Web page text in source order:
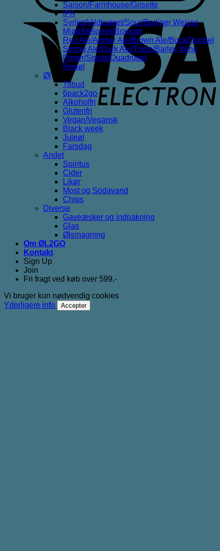
Saison/Farmhouse/Grisette
IPA
Syrligt/Vildtgæret/Sour/Berliner Weisse
Mjød/Melomel/Braggot
Red Ale/Amber Ale/Brown Ale/Bock/Dubbel
Strong Ale/Dark Ale/Triple/Barley Wine
Porter/Stouts/Quadrupel
Røgøl
Øl
Tilbud
6pack2go
Alkoholfri
Glutenfri
Vegan/Vegansk
Black week
Juleøl
Farsdag
Andet
Spiritus
Cider
Likør
Most og Sodavand
Chips
Diverse
Gaveæsker og indpakning
Glas
Ølsmagning
Om ØL2GO
Kontakt
Sign Up
Join
Fri fragt ved køb over 599,-
Vi bruger kun nødvendig cookies
Yderligere info
Accepter